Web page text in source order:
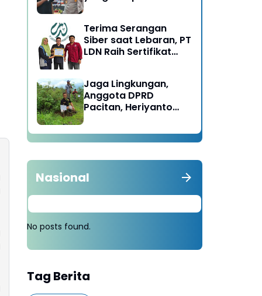
Terima Serangan
Siber saat Lebaran, PT
LDN Raih Sertifikat
Karesidenan Madiun
Raya
Jaga Lingkungan,
Anggota DPRD
Pacitan, Heriyanto
Tebang 100 Pohon
diganti Tanam 1000
Nasional
No posts found.
Tag Berita